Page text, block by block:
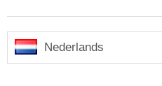
Nederlands